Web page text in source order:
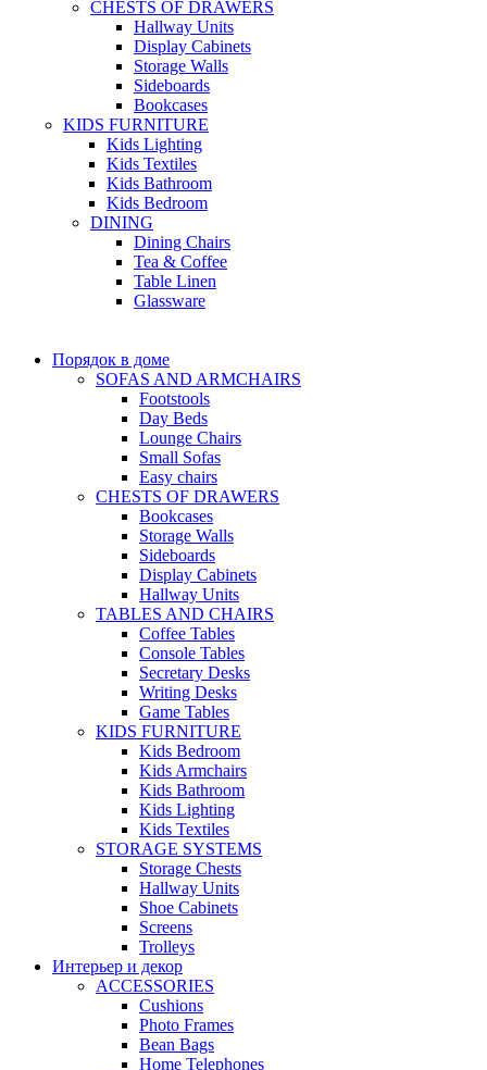
CHESTS OF DRAWERS
Hallway Units
Display Cabinets
Storage Walls
Sideboards
Bookcases
KIDS FURNITURE
Kids Lighting
Kids Textiles
Kids Bathroom
Kids Bedroom
DINING
Dining Chairs
Tea & Coffee
Table Linen
Glassware
Порядок в доме
SOFAS AND ARMCHAIRS
Footstools
Day Beds
Lounge Chairs
Small Sofas
Easy chairs
CHESTS OF DRAWERS
Bookcases
Storage Walls
Sideboards
Display Cabinets
Hallway Units
TABLES AND CHAIRS
Coffee Tables
Console Tables
Secretary Desks
Writing Desks
Game Tables
KIDS FURNITURE
Kids Bedroom
Kids Armchairs
Kids Bathroom
Kids Lighting
Kids Textiles
STORAGE SYSTEMS
Storage Chests
Hallway Units
Shoe Cabinets
Screens
Trolleys
Интерьер и декор
ACCESSORIES
Cushions
Photo Frames
Bean Bags
Home Telephones